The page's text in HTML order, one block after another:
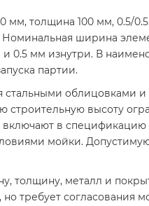
толщина 100 мм, 0.5/
ширина
мм изнутри. В
партии.
облицовками и
высоту
в спецификацию
мойки.
толщину, металл и
требует согласования